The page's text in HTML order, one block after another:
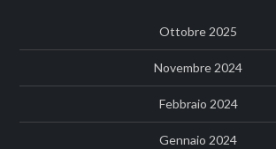
Ottobre 2025
Novembre 2024
Febbraio 2024
Gennaio 2024